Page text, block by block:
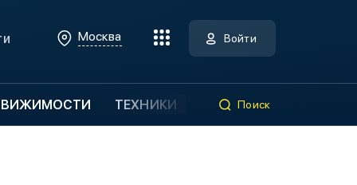
Москва Войти
ТЕХНИКИ Поиск